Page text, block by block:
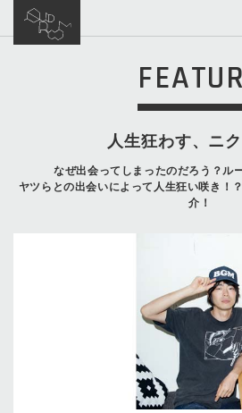
人生狂わす、ニ
なぜ出会ってしまったのだろう？ル
ヤツらとの出会いによって人生狂い咲き！
介！